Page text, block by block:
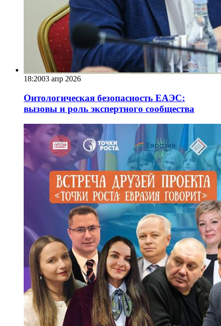
18:2003 апр 2026
Онтологическая безопасность ЕАЭС:
вызовы и роль экспертного сообщества